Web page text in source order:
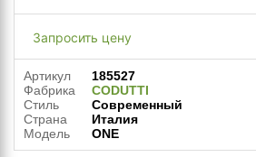
Запросить цену
Артикул
185527
Фабрика
CODUTTI
Стиль
Современный
Страна
Италия
Модель
ONE